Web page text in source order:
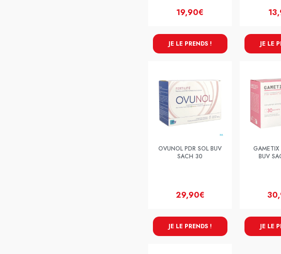
19,90€
JE LE PRENDS ! JE LE
OVUNOL PDR SOL BUV
SACH 30
29,90€
JE LE PRENDS !
GAMETIX
BUV
JE LE